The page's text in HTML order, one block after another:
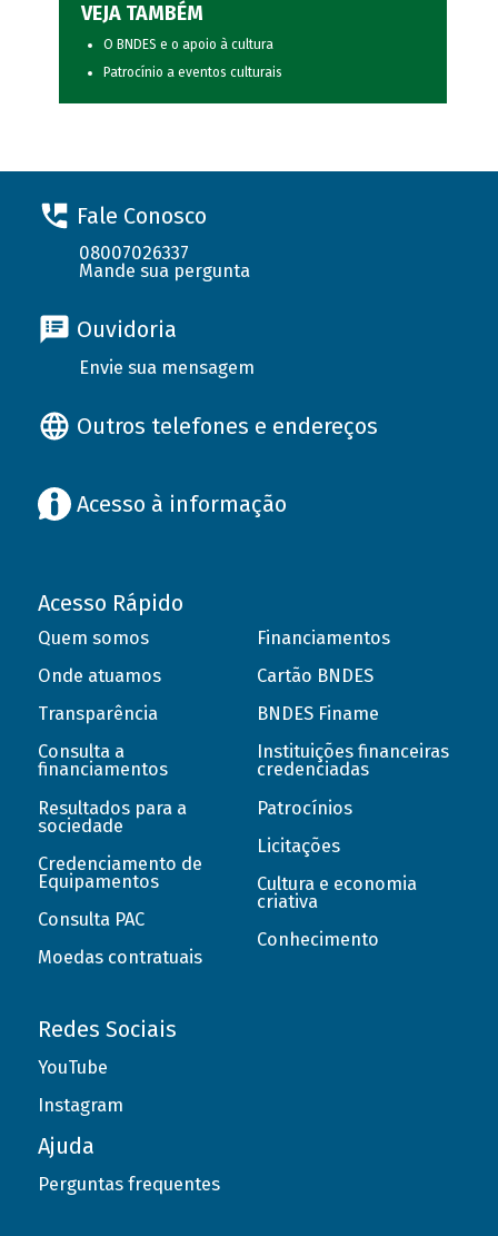
VEJA TAMBÉM
O BNDES e o apoio à cultura
Patrocínio a eventos culturais
Fale Conosco
08007026337
Mande sua pergunta
Ouvidoria
Envie sua mensagem
Outros telefones e endereços
Acesso à informação
Acesso Rápido
Quem somos
Onde atuamos
Transparência
Consulta a
financiamentos
Resultados para a
sociedade
Credenciamento de
Equipamentos
Consulta PAC
Moedas contratuais
Financiamentos
Cartão BNDES
BNDES Finame
Instituições financeiras
credenciadas
Patrocínios
Licitações
Cultura e economia
criativa
Conhecimento
Redes Sociais
YouTube
Instagram
Ajuda
Perguntas frequentes